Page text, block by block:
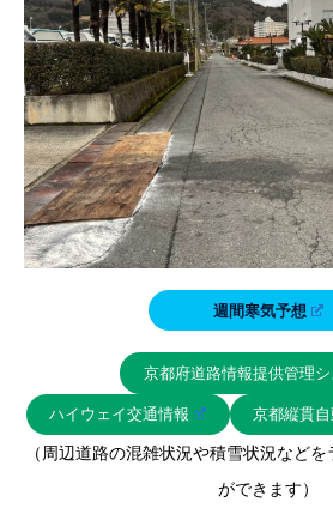
週間寒気予想
京都府道路情報提供管理
ハイウェイ交通情報 京都縦貫
（周辺道路の混雑状況や積雪状況など
ができます）